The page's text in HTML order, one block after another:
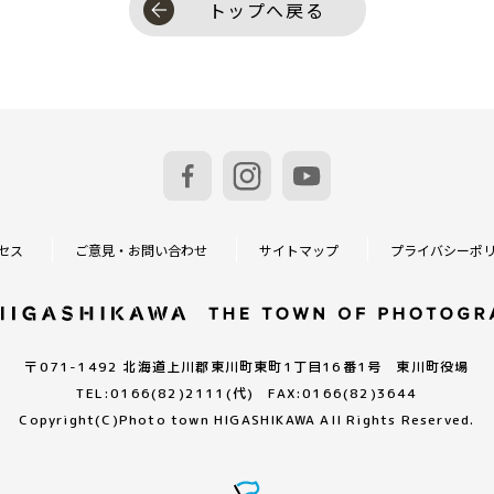
トップへ戻る
ス ご意見・お問い合わせ サイトマップ プライバシーポ
〒071-1492 北海道上川郡東川町東町1丁目16番1号 東川町役場
TEL:0166(82)2111(代) FAX:0166(82)3644
Copyright(C)Photo town HIGASHIKAWA All Rights Reserved.